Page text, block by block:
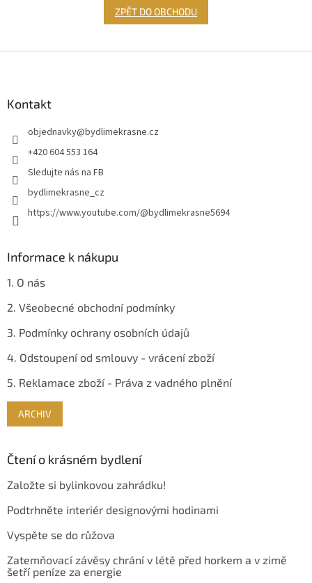
ZPĚT DO OBCHODU
Kontakt
objednavky@bydlimekrasne.cz
+420 604 553 164
Sledujte nás na FB
bydlimekrasne_cz
https://www.youtube.com/@bydlimekrasne5694
Informace k nákupu
1. O nás
2. Všeobecné obchodní podmínky
3. Podmínky ochrany osobních údajů
4. Odstoupení od smlouvy - vrácení zboží
5. Reklamace zboží - Práva z vadného plnění
ARCHIV
Čtení o krásném bydlení
Založte si bylinkovou zahrádku!
Podtrhněte interiér designovými hodinami
Vyspěte se do růžova
Zatemňovací závěsy chrání v létě před horkem a v zimě
šetří peníze za energie